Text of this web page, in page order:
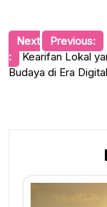
Post
navigation
Previous:
Next
:
Kearifan Lokal
Budaya di Era